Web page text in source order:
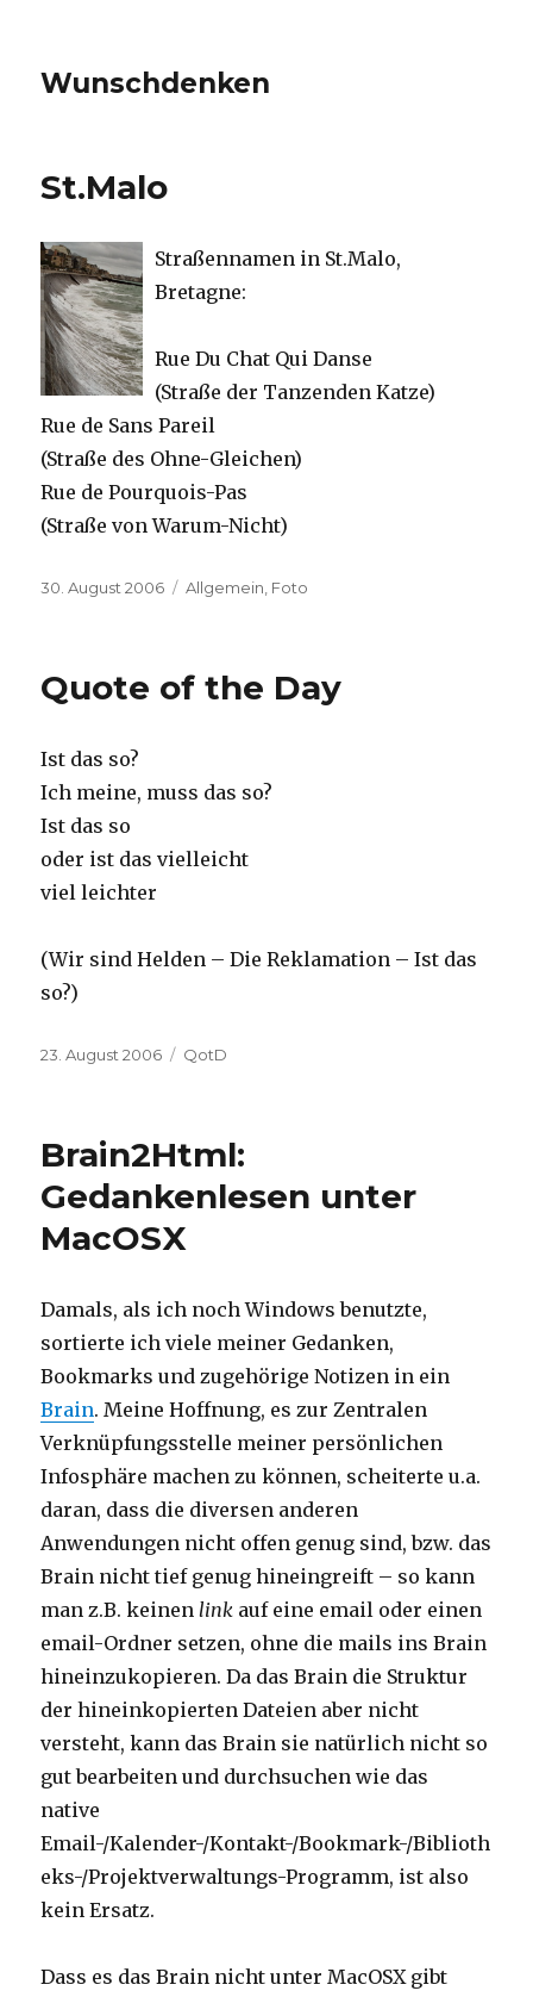
Wunschdenken
St.Malo
Straßennamen in St.Malo,
Bretagne:
Rue Du Chat Qui Danse
(Straße der Tanzenden Katze)
Rue de Sans Pareil
(Straße des Ohne-Gleichen)
Rue de Pourquois-Pas
(Straße von Warum-Nicht)
Posted
30. August 2006 Categories
Allgemein Foto
Quote of the Day
Ist das so?
Ich meine, muss das so?
Ist das so
oder ist das vielleicht
viel leichter
(Wir sind Helden – Die Reklamation – Ist das
so?)
Posted
23. August 2006 Categories
QotD
Brain2Html:
Gedankenlesen unter
MacOSX
Damals, als ich noch Windows benutzte,
sortierte ich viele meiner Gedanken,
Bookmarks und zugehörige Notizen in ein
Brain. Meine Hoffnung, es zur Zentralen
Verknüpfungsstelle meiner persönlichen
Infosphäre machen zu können, scheiterte u.a.
daran, dass die diversen anderen
Anwendungen nicht offen genug sind, bzw. das
Brain nicht tief genug hineingreift – so kann
man z.B. keinenlink auf eine email oder einen
email-Ordner setzen, ohne die mails ins Brain
hineinzukopieren. Da das Brain die Struktur
der hineinkopierten Dateien aber nicht
versteht, kann das Brain sie natürlich nicht so
gut bearbeiten und durchsuchen wie das
native
Email-/Kalender-/Kontakt-/Bookmark-/Biblioth
eks-/Projektverwaltungs-Programm, ist also
kein Ersatz.
Dass es das Brain nicht unter MacOSX gibt